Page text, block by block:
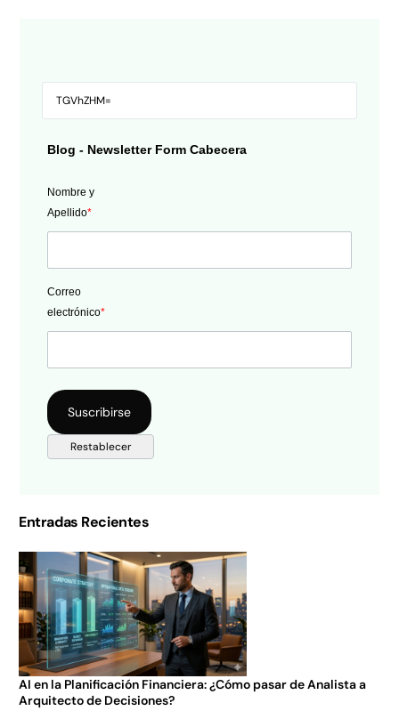
Blog - Newsletter Form Cabecera
Nombre y
Apellido*
Correo
electrónico*
Entradas Recientes
AI en la Planificación Financiera: ¿Cómo pasar de Analista a
Arquitecto de Decisiones?